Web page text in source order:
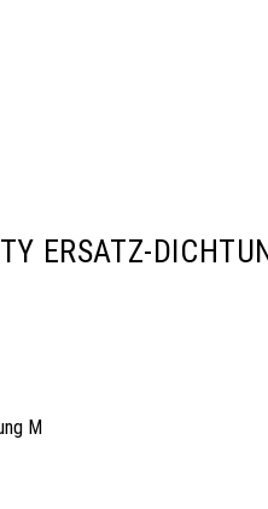
ERSATZ-
M